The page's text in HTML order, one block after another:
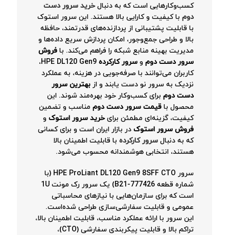
کسب‌وکارهایی است که به دنبالخرید سرور دست
دوم با کیفیت و کارایی بالا هستند. این سرور استوک
با قابلیت پشتیبانی از پردازنده‌های قدرتمند، حافظه
بالا و طراحی جمع‌وجور، امکان پردازش سریع داده‌ها و
مدیریت بهینه منابع شبکه را فراهم می‌کند. با فروش
سرور دست دوم و سرور کارکرده
HPE DL120 Gen9،
کاربران می‌توانند با صرفه‌جویی در هزینه، به عملکرد
نزدیک به سرور نو دست یابند و از بهترین سرور
دست دوم برای کسب‌وکار خود بهره‌مند شوند. این
محصول با قیمت سرور دست دوم مناسب و تضمین
کیفیت، گزینه‌ای مطمئن برایخرید سرور استوک و
فروش سرور استوک در بازار ایران است و برای کسانی
که به دنبال سرور کارکرده با قابلیت اطمینان بالا
هستند، انتخابی هوشمندانه محسوب می‌شود.
سرور HPE ProLiant DL120 Gen9 8SFF CTO (با
شماره قطعه 777426-B21) یک سرور رک مونت 1U
است که برای سازمان‌هایی با نیازهای محاسباتی
عمومی و قابلیت سفارشی‌سازی طراحی شده‌است.
این سرور با ارائه عملکرد مناسب، قابلیت اطمینان بالا،
تراکم بالا و قابلیت پیکربندی سفارشی (CTO)،